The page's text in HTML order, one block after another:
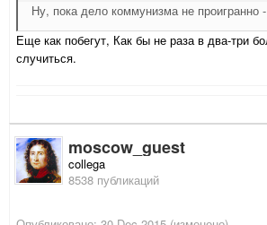
Ну, пока дело коммунизма не проигранно -
Еще как побегут, Как бы не раза в два-три
случиться.
moscow_guest
collega
8538 публикаций